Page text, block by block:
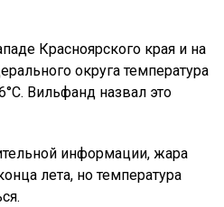
Красноярского края и на
округа температура
Вильфанд назвал это
информации, жара
лета, но температура